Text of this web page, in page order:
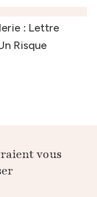
: Lettre
Risque
vous